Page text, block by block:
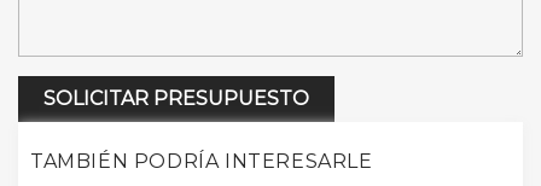
SOLICITAR PRESUPUESTO
TAMBIÉN PODRÍA INTERESARLE